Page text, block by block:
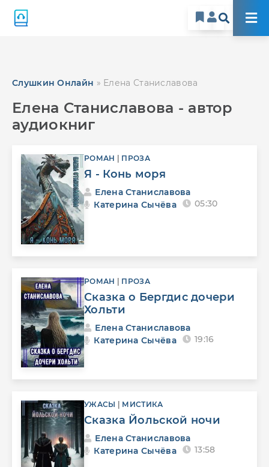
Слушкин Онлайн » Елена Станиславова
Елена Станиславова - автор
аудиокниг
РОМАН ПРОЗА
Я - Конь моря
Елена Станиславова
Катерина Сычёва
05:30
РОМАН ПРОЗА
Сказка о Бергдис дочери
Хольти
Елена Станиславова
Катерина Сычёва
19:16
УЖАСЫ МИСТИКА
Сказка Йольской ночи
Елена Станиславова
Катерина Сычёва
13:58